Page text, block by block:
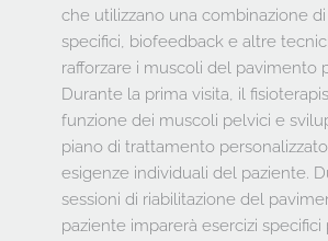
che utilizzano una combinazione di
specifici, biofeedback e altre
rafforzare i muscoli del pavimento
Durante la prima visita, il
funzione dei muscoli pelvici e
piano di trattamento
esigenze individuali del paziente.
sessioni di riabilitazione del
paziente imparerà esercizi specifici